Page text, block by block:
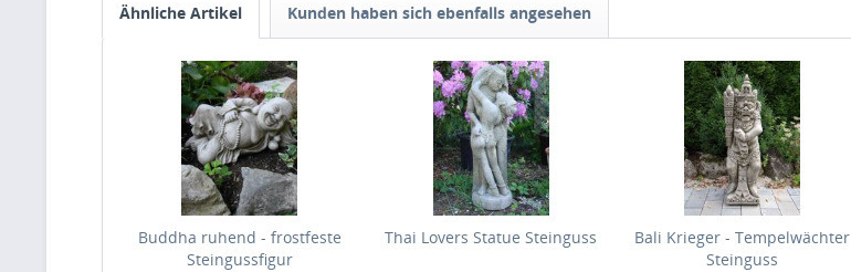
Ähnliche Artikel Kunden haben sich ebenfalls angesehen
Buddha ruhend - frostfeste
Steingussfigur
Thai Lovers Statue Steinguss
Bali Krieger - Tempelwächter
Steinguss